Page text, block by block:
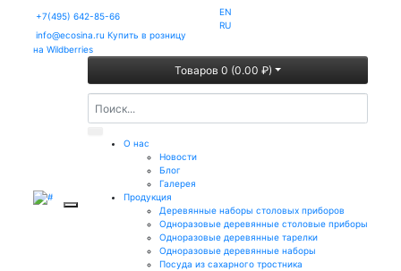
+7(495) 642-85-66
info@ecosina.ru Купить в розницу
на Wildberries
EN
RU
Товаров 0 (0.00 ₽)
О нас
Новости
Блог
Галерея
Продукция
Деревянные наборы столовых приборов
Одноразовые деревянные столовые приборы
Одноразовые деревянные тарелки
Одноразовые деревянные наборы
Посуда из сахарного тростника